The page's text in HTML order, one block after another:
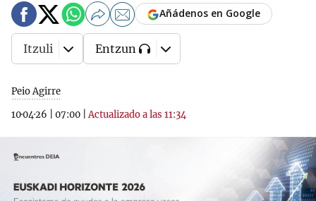
Peio Agirre
10·04·26
07:00 |Actualizado a las 11:34
Añádenos en Google
Itzuli Entzun